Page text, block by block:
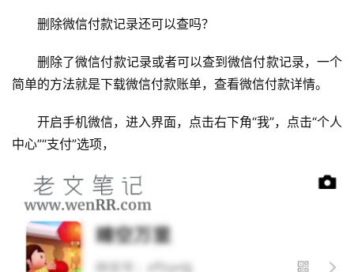
首
页
删除微信付款记录还可以查吗？
删除了微信付款记录或者可以查到微信付款记录，一个
简单的方法就是下载微信付款账单，查看微信付款详情。
开启手机微信，进入界面，点击右下角“我”，点击“个人
中心”“支付”选项，